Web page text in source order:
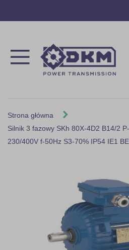
Strona główna
Silnik 3 fazowy SKh 80X-4D2 B14/2
230/400V f-50Hz S3-70% IP54 IE1